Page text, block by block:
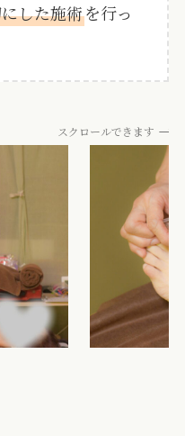
した施術を行っ
スクロールできます